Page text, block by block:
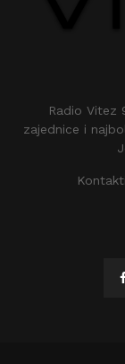
Radio Vitez
zajednice i